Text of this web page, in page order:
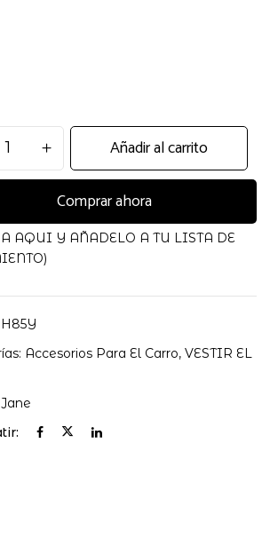
Añadir al carrito
Comprar ahora
AQUI Y AÑADELO A TU LISTA DE
Accesorios Para El Carro,VESTIR EL
Jane